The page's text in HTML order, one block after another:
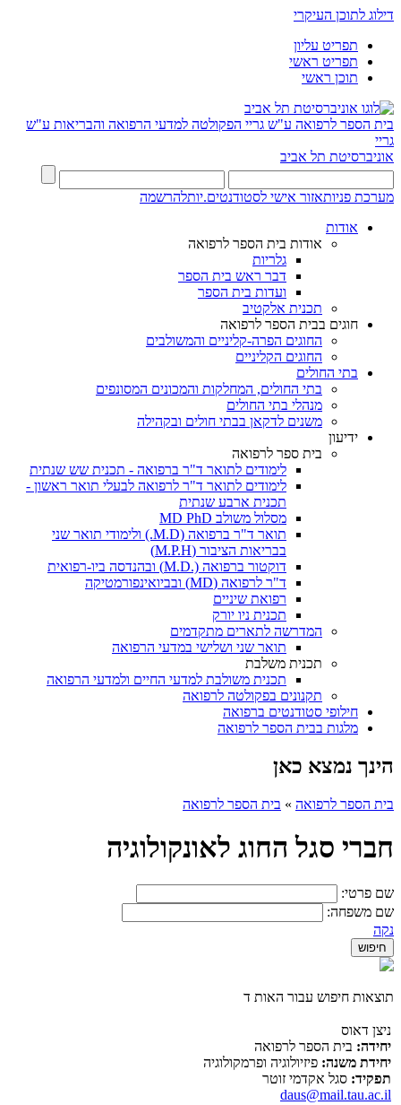
דילוג לתוכן העיקרי
תפריט עליון
תפריט ראשי
תוכן ראשי
בית הספר לרפואה ע"ש גריי הפקולטה למדעי הרפואה והבריאות ע"ש
גריי
אוניברסיטת תל אביב
מערכת פניותאזור אישי לסטודנטים.יותלהרשמה
אודות
אודות בית הספר לרפואה
גלריות
דבר ראש בית הספר
ועדות בית הספר
תכנית אלקטיב
חוגים בבית הספר לרפואה
החוגים הפרה-קליניים והמשולבים
החוגים הקליניים
בתי החולים
בתי החולים, המחלקות והמכונים המסונפים
מנהלי בתי החולים
משנים לדקאן בבתי חולים ובקהילה
ידיעון
בית ספר לרפואה
לימודים לתואר ד"ר ברפואה - תכנית שש שנתית
לימודים לתואר ד"ר לרפואה לבעלי תואר ראשון -
תכנית ארבע שנתית
מסלול משולב MD PhD
תואר ד"ר ברפואה (M.D.) ולימודי תואר שני
בבריאות הציבור (M.P.H)
דוקטור ברפואה (.M.D) ובהנדסה ביו-רפואית
ד"ר לרפואה (MD) ובביואינפורמטיקה
רפואת שיניים
תכנית ניו יורק
המדרשה לתארים מתקדמים
תואר שני ושלישי במדעי הרפואה
תכנית משלבת
תכנית משולבת למדעי החיים ולמדעי הרפואה
תקנונים בפקולטה לרפואה
חילופי סטודנטים ברפואה
מלגות בבית הספר לרפואה
הינך נמצא כאן
בית הספר לרפואה » בית הספר לרפואה
חברי סגל החוג לאונקולוגיה
שם פרטי:
שם משפחה:
נקה
תוצאות חיפוש עבור האות ד
ניצן דאוס
יחידה: בית הספר לרפואה
יחידת משנה: פיזיולוגיה ופרמקולוגיה
תפקיד: סגל אקדמי זוטר
daus@mail.tau.ac.il